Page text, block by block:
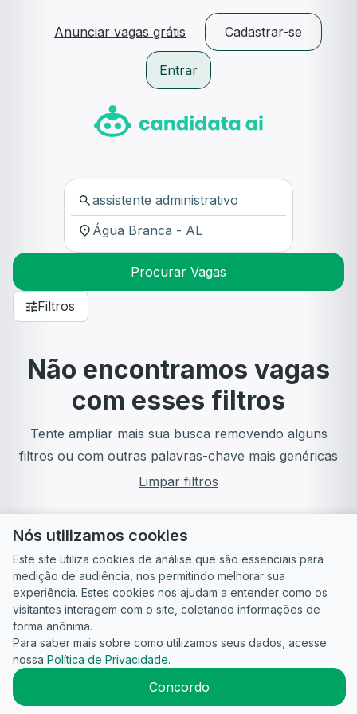
Anunciar vagas grátis Cadastrar-se
Entrar
Procurar Vagas
Filtros
Não encontramos vagas
com esses filtros
Tente ampliar mais sua busca removendo alguns
filtros ou com outras palavras-chave mais genéricas
Limpar filtros
Guia do
Candidato
Para
empresas
Política de
Privacidade
Termos
2026CandidataAI
Nós utilizamos cookies
Este site utiliza cookies de análise que são essenciais para
medição de audiência, nos permitindo melhorar sua
experiência. Estes cookies nos ajudam a entender como os
visitantes interagem com o site, coletando informações de
forma anônima.
Para saber mais sobre como utilizamos seus dados, acesse
nossa Política de Privacidade.
Concordo